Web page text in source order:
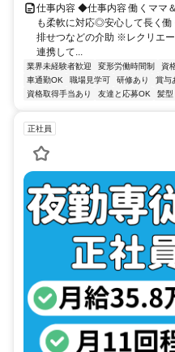
仕事内容 ◆仕事内容 働くママ
も柔軟に対応◎安心して長く
排せつなどの介助 ※レクリエ
連携して...
業界未経験者歓迎 変形労働時間制 資
車通勤OK
職場見学可 研修あり 賞与
資格取得手当あり
友達と応募OK 髪型
正社員